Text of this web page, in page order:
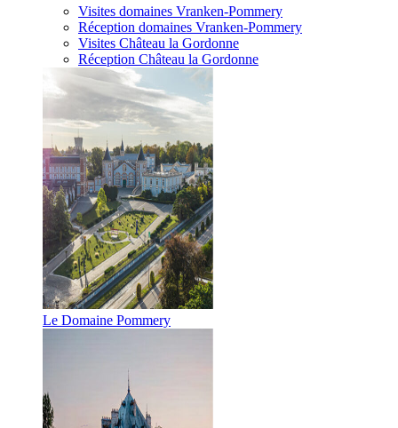
Visites domaines Vranken-Pommery
Réception domaines Vranken-Pommery
Visites Château la Gordonne
Réception Château la Gordonne
Le Domaine Pommery